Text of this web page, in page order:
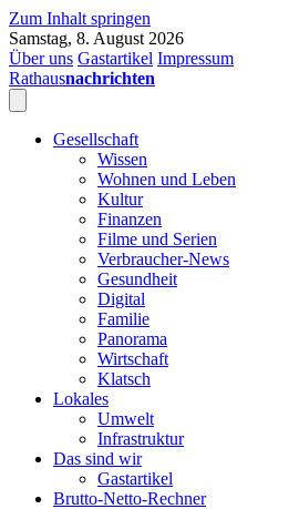
Zum Inhalt springen
Samstag, 8. August 2026
Über uns Gastartikel Impressum
Rathausnachrichten
Gesellschaft
Wissen
Wohnen und Leben
Kultur
Finanzen
Filme und Serien
Verbraucher-News
Gesundheit
Digital
Familie
Panorama
Wirtschaft
Klatsch
Lokales
Umwelt
Infrastruktur
Das sind wir
Gastartikel
Brutto-Netto-Rechner